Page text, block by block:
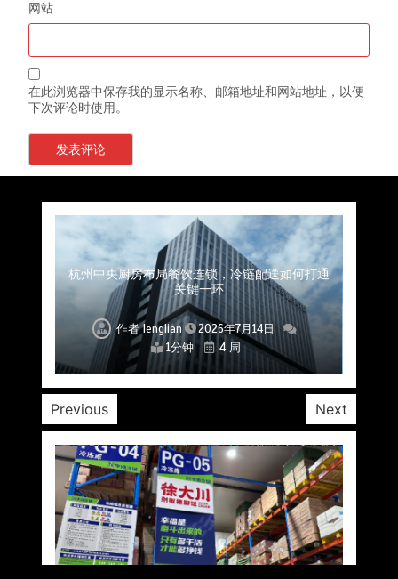
网站
在此浏览器中保存我的显示名称、邮箱地址和网站地址，以便
下次评论时使用。
上海餐饮连锁加速，冷链配送如何破解冻品食材
流通难题？
作者lenglian
2026年7月14日
1分钟
4 周
杭州中央厨房布局餐饮连锁，冷链配送如何打通
关键一环
作者lenglian
2026年7月14日
1分钟
4 周
北京餐饮企业如何选择冷链公司？
作者lenglian
2026年7月14日
1分钟
4 周
深圳冷链物流如何护航餐饮连锁？冻品食材流通
全解析
作者lenglian
2026年7月14日
1分钟
4 周
北京餐饮仓配一体化的核心价值与落地实践解析
作者lenglian
2026年7月14日
1分钟
4 周
武汉冻品配送三要素：控温、时效、低成本如何
兼得？
作者lenglian
2026年7月14日
1分钟
4 周
重庆冷链布局解冻食材运输密码，餐饮连锁如何
稳控品质？
作者lenglian
2026年7月14日
1分钟
4 周
Previous Next